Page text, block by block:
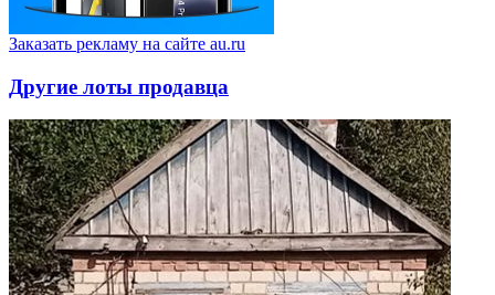
Заказать рекламу на сайте au.ru
Другие лоты продавца